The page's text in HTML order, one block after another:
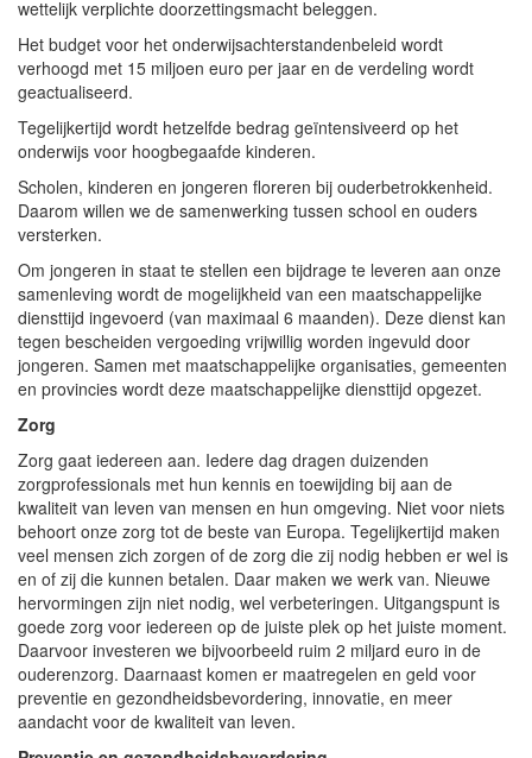
wettelijk verplichte doorzettingsmacht beleggen.
Het budget voor het onderwijsachterstandenbeleid wordt
verhoogd met 15 miljoen euro per jaar en de verdeling wordt
geactualiseerd.
Tegelijkertijd wordt hetzelfde bedrag geïntensiveerd op het
onderwijs voor hoogbegaafde kinderen.
Scholen, kinderen en jongeren floreren bij ouderbetrokkenheid.
Daarom willen we de samenwerking tussen school en ouders
versterken.
Om jongeren in staat te stellen een bijdrage te leveren aan onze
samenleving wordt de mogelijkheid van een maatschappelijke
diensttijd ingevoerd (van maximaal 6 maanden). Deze dienst kan
tegen bescheiden vergoeding vrijwillig worden ingevuld door
jongeren. Samen met maatschappelijke organisaties, gemeenten
en provincies wordt deze maatschappelijke diensttijd opgezet.
Zorg
Zorg gaat iedereen aan. Iedere dag dragen duizenden
zorgprofessionals met hun kennis en toewijding bij aan de
kwaliteit van leven van mensen en hun omgeving. Niet voor niets
behoort onze zorg tot de beste van Europa. Tegelijkertijd maken
veel mensen zich zorgen of de zorg die zij nodig hebben er wel is
en of zij die kunnen betalen. Daar maken we werk van. Nieuwe
hervormingen zijn niet nodig, wel verbeteringen. Uitgangspunt is
goede zorg voor iedereen op de juiste plek op het juiste moment.
Daarvoor investeren we bijvoorbeeld ruim 2 miljard euro in de
ouderenzorg. Daarnaast komen er maatregelen en geld voor
preventie en gezondheidsbevordering, innovatie, en meer
aandacht voor de kwaliteit van leven.